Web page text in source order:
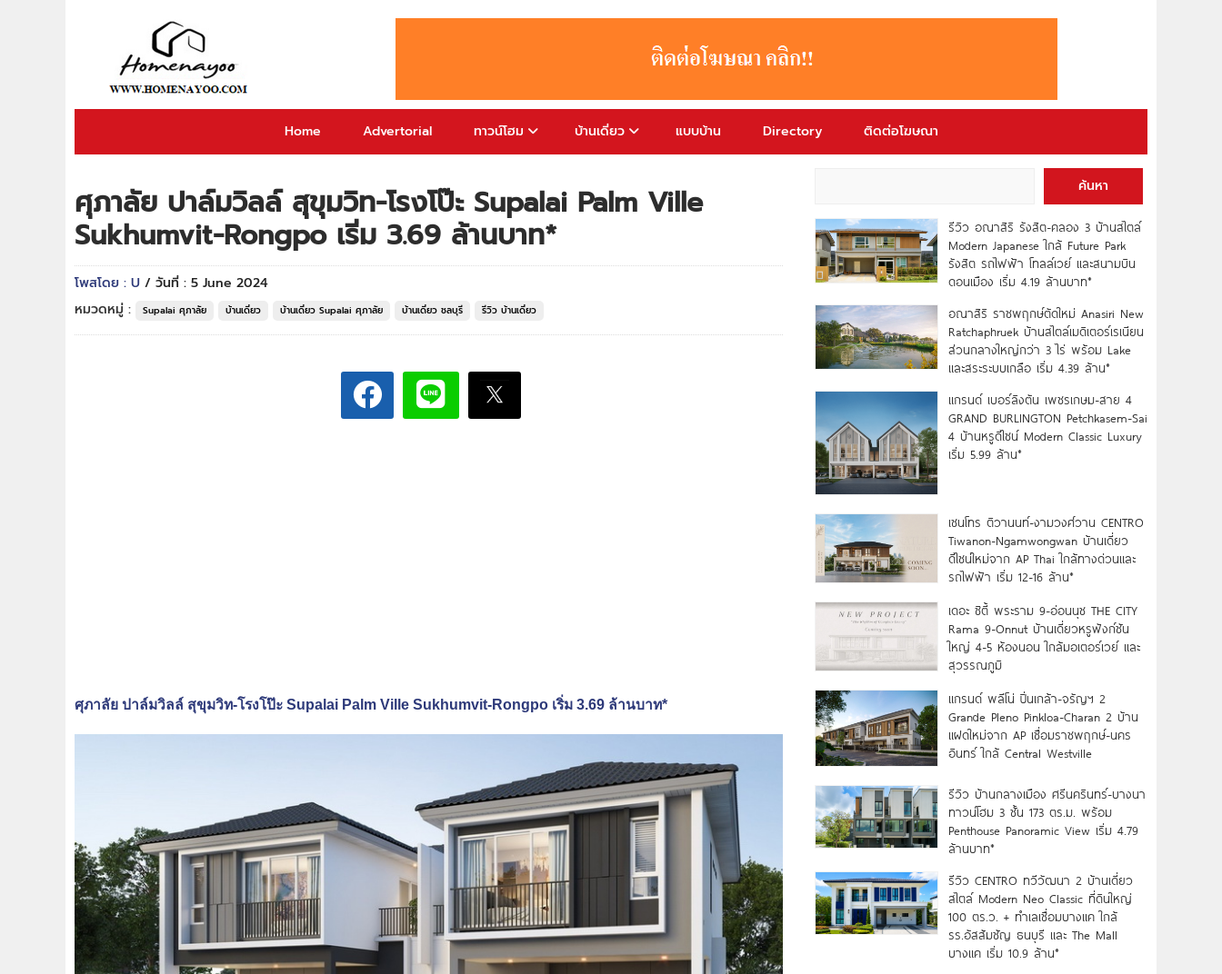
Home Advertorial ทาวน์โฮม บ้านเดี่ยว แบบบ้าน Directory ติดต่อโฆษณา
ศุภาลัย ปาล์มวิลล์ สุขุมวิท-โรงโป๊ะ Supalai Palm Ville
Sukhumvit-Rongpo เริ่ม 3.69 ล้านบาท*
โพสโดย : U / วันที่ : 5 June 2024
หมวดหมู่ :
Supalai ศุภาลัย บ้านเดี่ยว บ้านเดี่ยว Supalai ศุภาลัย บ้านเดี่ยว ชลบุรี รีวิว บ้านเดี่ยว
ศุภาลัย ปาล์มวิลล์ สุขุมวิท-โรงโป๊ะ Supalai Palm Ville Sukhumvit-Rongpo เริ่ม 3.69 ล้านบาท*
ค้นหา
รีวิว อณาสิริ รังสิต-คลอง 3 บ้านสไตล์
Modern Japanese ใกล้ Future Park
รังสิต รถไฟฟ้า โทลล์เวย์ และสนามบิน
ดอนเมือง เริ่ม 4.19 ล้านบาท*
อณาสิริ ราชพฤกษ์ตัดใหม่ Anasiri New
Ratchaphruek บ้านสไตล์เมดิเตอร์เรเนียน
ส่วนกลางใหญ่กว่า 3 ไร่ พร้อม Lake
และสระระบบเกลือ เริ่ม 4.39 ล้าน*
แกรนด์ เบอร์ลิงตัน เพชรเกษม-สาย 4
GRAND BURLINGTON Petchkasem-Sai
4 บ้านหรูดีไซน์ Modern Classic Luxury
เริ่ม 5.99 ล้าน*
เซนโทร ติวานนท์-งามวงศ์วาน CENTRO
Tiwanon-Ngamwongwan บ้านเดี่ยว
ดีไซน์ใหม่จาก AP Thai ใกล้ทางด่วนและ
รถไฟฟ้า เริ่ม 12-16 ล้าน*
เดอะ ซิตี้ พระราม 9-อ่อนนุช THE CITY
Rama 9-Onnut บ้านเดี่ยวหรูฟังก์ชัน
ใหญ่ 4-5 ห้องนอน ใกล้มอเตอร์เวย์ และ
สุวรรณภูมิ
แกรนด์ พลีโน่ ปิ่นเกล้า-จรัญฯ 2
Grande Pleno Pinkloa-Charan 2 บ้าน
แฝดใหม่จาก AP เชื่อมราชพฤกษ์-นคร
อินทร์ ใกล้ Central Westville
รีวิว บ้านกลางเมือง ศรีนครินทร์-บางนา
ทาวน์โฮม 3 ชั้น 173 ตร.ม. พร้อม
Penthouse Panoramic View เริ่ม 4.79
ล้านบาท*
รีวิว CENTRO ทวีวัฒนา 2 บ้านเดี่ยว
สไตล์ Modern Neo Classic ที่ดินใหญ่
100 ตร.ว. + ทำเลเชื่อมบางแค ใกล้
รร.อัสสัมชัญ ธนบุรี และ The Mall
บางแค เริ่ม 10.9 ล้าน*